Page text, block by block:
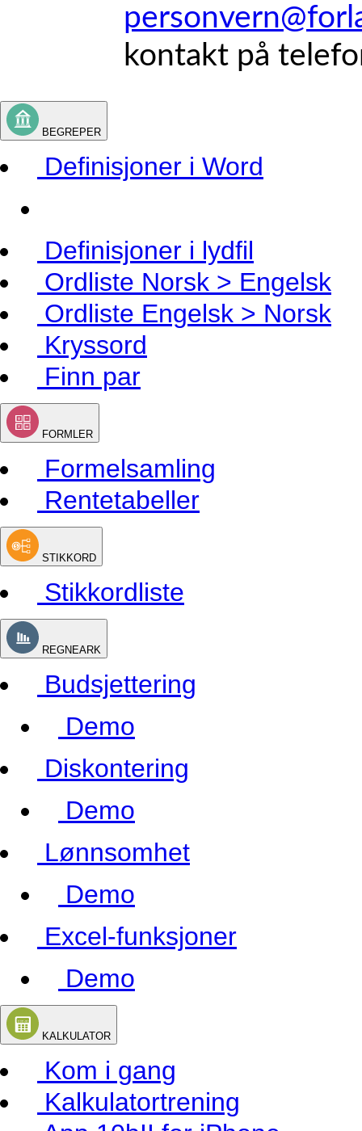
kontakt på
BEGREPER
Definisjoner i Word
Definisjoner i lydfil
Ordliste Norsk > Engelsk
Ordliste Engelsk > Norsk
Kryssord
Finn par
FORMLER
Formelsamling
Rentetabeller
STIKKORD
Stikkordliste
REGNEARK
Budsjettering
Demo
Diskontering
Demo
Lønnsomhet
Demo
Excel-funksjoner
Demo
KALKULATOR
Kom i gang
Kalkulatortrening